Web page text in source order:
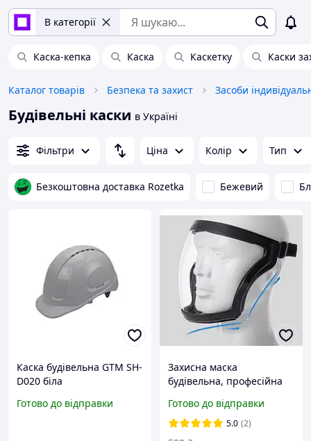
В категорії
Каска-кепка Каска Каскетку Каски
Каталог товарів Безпека та захист Засоби
Будівельні каски в Україні
Фільтри Ціна Колір Тип
Безкоштовна доставка Rozetka Бежевий
Каска будівельна GTM SH-
D020 біла
Готово до відправки
Захисна маска
будівельна, професійна
будівельного пилу та
іншого
Готово до відправки
5.0 (2)